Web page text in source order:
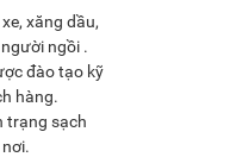
xăng dầu,
ngồi .
đào tạo kỹ
hàng.
trạng sạch